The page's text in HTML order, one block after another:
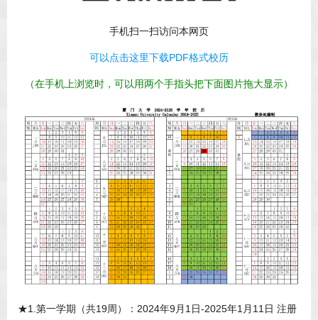
手机扫一扫访问本网页
可以点击这里下载PDF格式校历
（在手机上浏览时，可以用两个手指头把下面图片拖大显示）
★1.第一学期（共19周）：2024年9月1日-2025年1月11日 注册